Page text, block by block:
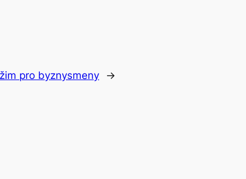
pro byznysmeny →